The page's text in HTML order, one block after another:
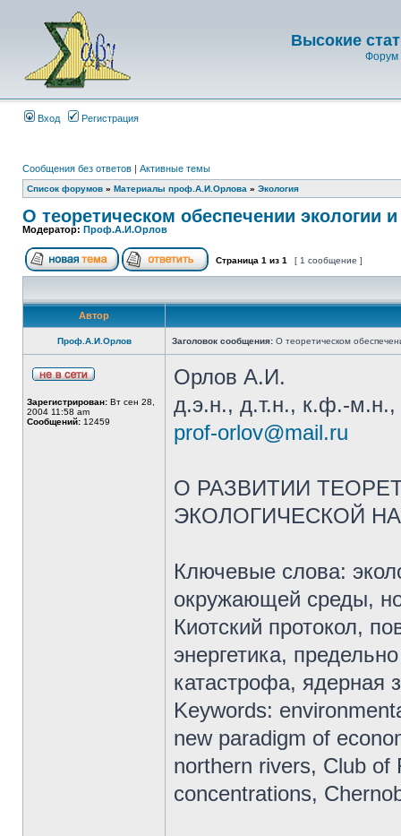
Высокие
Форум
Вход Регистрация
Сообщения без ответов | Активные темы
Список форумов » Материалы проф.А.И.Орлова » Экология
О теоретическом обеспечении экологии
Модератор: Проф.А.И.Орлов
Страница 1 из 1 [ 1 сообщение ]
Автор
Проф.А.И.Орлов Заголовок сообщения: О теоретическом
Зарегистрирован: Вт сен 28,
2004 11:58 am
Сообщений: 12459
Орлов А.И.
д.э.н., д.т.н., к.ф.-
prof-orlov@mail.ru
О РАЗВИТИИ
ЭКОЛОГИЧЕСКОЙ
Ключевые слова:
окружающей среды,
Киотский протокол,
энергетика,
катастрофа, ядерная
Keywords:
new paradigm of
northern rivers, Club of
concentrations,